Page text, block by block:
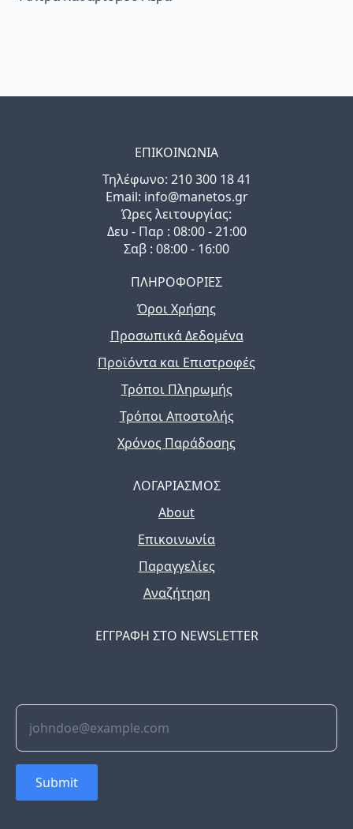
ΕΠΙΚΟΙΝΩΝΙΑ
Τηλέφωνo: 210 300 18 41
Email: info@manetos.gr
Ώρες λειτουργίας:
Δευ - Παρ : 08:00 - 21:00
Σαβ : 08:00 - 16:00
ΠΛΗΡΟΦΟΡΙΕΣ
Όροι Χρήσης
Προσωπικά Δεδομένα
Προϊόντα και Επιστροφές
Τρόποι Πληρωμής
Τρόποι Αποστολής
Χρόνος Παράδοσης
ΛΟΓΑΡΙΑΣΜΟΣ
About
Επικοινωνία
Παραγγελίες
Αναζήτηση
ΕΓΓΡΑΦΗ ΣΤΟ NEWSLETTER
Submit